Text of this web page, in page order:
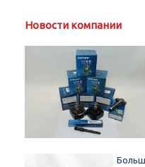
Новости компании